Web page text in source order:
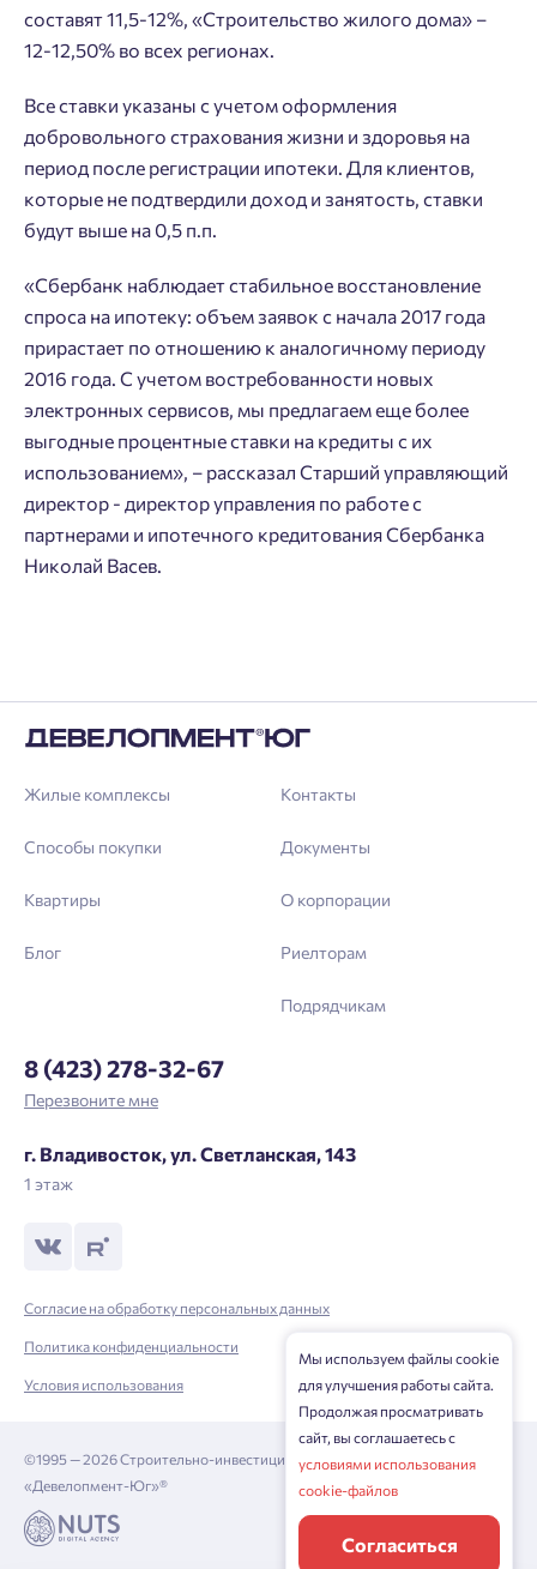
составят 11,5-12%, «Строительство жилого дома» –
12-12,50% во всех регионах.
Все ставки указаны с учетом оформления
добровольного страхования жизни и здоровья на
период после регистрации ипотеки. Для клиентов,
которые не подтвердили доход и занятость, ставки
будут выше на 0,5 п.п.
«Сбербанк наблюдает стабильное восстановление
спроса на ипотеку: объем заявок с начала 2017 года
прирастает по отношению к аналогичному периоду
2016 года. С учетом востребованности новых
электронных сервисов, мы предлагаем еще более
выгодные процентные ставки на кредиты с их
использованием», – рассказал Старший управляющий
директор - директор управления по работе с
партнерами и ипотечного кредитования Сбербанка
Николай Васев.
Жилые комплексы
Способы покупки
Квартиры
Блог
Контакты
Документы
О корпорации
Риелторам
Подрядчикам
8 (423) 278-32-67
Перезвоните мне
г. Владивосток, ул. Светланская, 143
1 этаж
Согласие на обработку персональных данных
Политика конфиденциальности
Условия использования
©1995 — 2026 Строительно-инвестиционная корпорация
«Девелопмент-Юг»®
Мы используем файлы cookie
для улучшения работы сайта.
Продолжая просматривать
сайт, вы соглашаетесь с
условиями использования
cookie-файлов
Согласиться
перезвоним.
Имя
Телефон
Согласен на обработку персональных данных
Согласен получать информационную рассылку
Отправить
кабинет
Добавляйте планировки в избранное
Делитесь подборками
Больше никаких паролей! Введите номер
телефона, кликнув на кнопку «Войти» ниже
и мы вышлем вам одноразовый код
подтверждения.
Войти
Личный кабинет
Телефон
Нажимая кнопку «Отправить», вы даёте согласие на обработку
Подтвердить
Личный кабинет
Выбор города
Ростов-на-Дону
Екатеринбург
Владивосток
Астрахань
Нет времени выбирать?
Подбор квартиры за 3 минуты
Начать